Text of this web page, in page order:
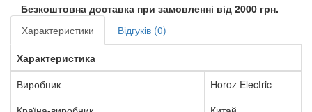
Безкоштовна доставка при замовленні від 2000 грн.
Характеристики
Відгуків (0)
Характеристика
Виробник
Horoz Electric